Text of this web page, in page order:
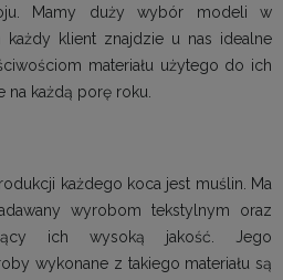
Mamy duży wybór modeli w
każdy klient znajdzie u nas idealne
materiału użytego do ich
każdą porę roku.
każdego koca jest muślin. Ma
wyrobom tekstylnym oraz
ich wysoką jakość. Jego
wykonane z takiego materiału są